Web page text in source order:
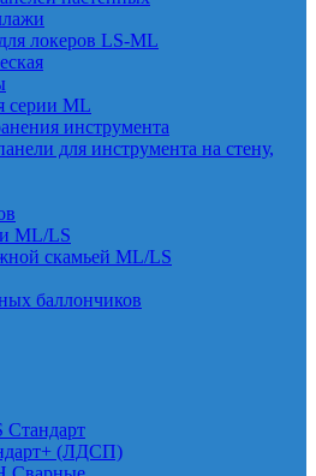
локеров LS-ML
серии ML
инструмента
для инструмента на стену,
ML/LS
скамьей ML/LS
баллончиков
(ЛДСП)